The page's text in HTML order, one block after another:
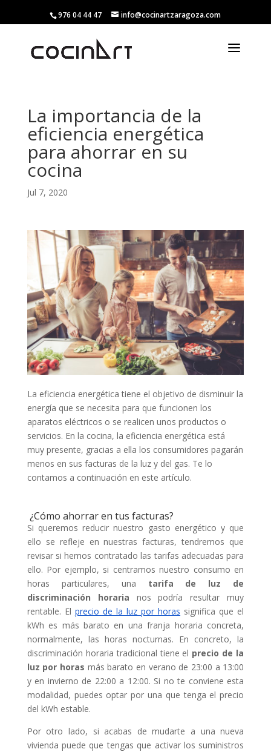
976 04 44 47 info@cocinartzaragoza.com
La importancia de la
eficiencia energética
para ahorrar en su
cocina
Jul 7, 2020
La eficiencia energética tiene el objetivo de disminuir la
energía que se necesita para que funcionen los
aparatos eléctricos o se realicen unos productos o
servicios. En la cocina, la eficiencia energética está
muy presente, gracias a ella los consumidores pagarán
menos en sus facturas de la luz y del gas. Te lo
contamos a continuación en este artículo.
¿Cómo ahorrar en tus facturas?
Si queremos reducir nuestro gasto energético y que
ello se refleje en nuestras facturas, tendremos que
revisar si hemos contratado las tarifas adecuadas para
ello. Por ejemplo, si centramos nuestro consumo en
horas particulares, una tarifa de luz de
discriminación horaria nos podría resultar muy
rentable. El precio de la luz por horas significa que el
kWh es más barato en una franja horaria concreta,
normalmente, las horas nocturnas. En concreto, la
discriminación horaria tradicional tiene el precio de la
luz por horas más barato en verano de 23:00 a 13:00
y en invierno de 22:00 a 12:00. Si no te conviene esta
modalidad, puedes optar por una que tenga el precio
del kWh estable.
Por otro lado, si acabas de mudarte a una nueva
vivienda puede que tengas que activar los suministros